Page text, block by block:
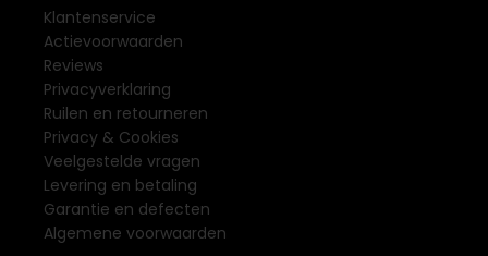
Klantenservice
Actievoorwaarden
Reviews
Privacyverklaring
Ruilen en retourneren
Privacy & Cookies
Veelgestelde vragen
Levering en betaling
Garantie en defecten
Algemene voorwaarden